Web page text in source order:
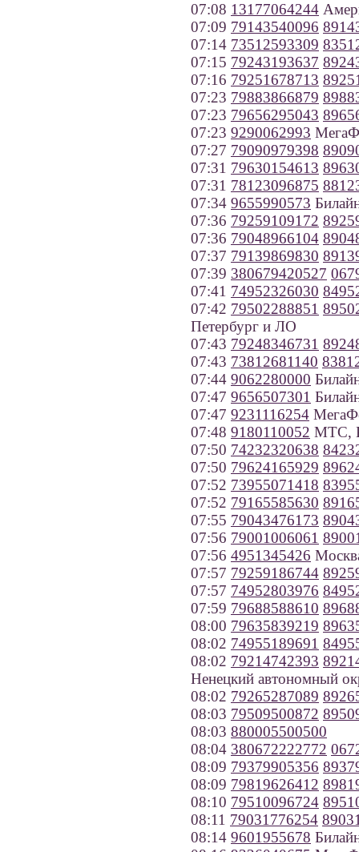
07:08 13177064244
07:09 79143540096
07:14 73512593309
07:15 79243193637
07:16 79251678713
07:23 79883866879
07:23 79656295043
07:23 9290062993
07:27 79090979398
07:31 79630154613
07:31 78123096875
07:34 9655990573
07:36 79259109172
07:36 79048966104
07:37 79139869830
07:39 380679420527
07:41 74952326030
07:42 79502288851
Петербург и ЛО
07:43 79248346731
07:43 73812681140
07:44 9062280000
07:47 9656507301
07:47 9231116254
07:48 9180110052 МТС,
07:50 74232320638
07:50 79624165929
07:52 73955071418
07:52 79165585630
07:55 79043476173
07:56 79001006061
07:56 4951345426
07:57 79259186744
07:57 74952803976
07:59 79688588610
08:00 79635839219
08:02 74955189691
08:02 79214742393
Ненецкий автономный
08:02 79265287089
08:03 79509500872
08:03 880005500500
08:04 380672222772
08:09 79379905356
08:09 79819626412
08:10 79510096724
08:11 79031776254
08:14 9601955678